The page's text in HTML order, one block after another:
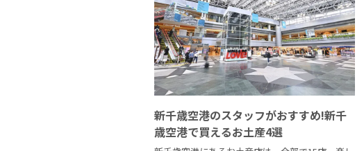
新千歳空港のスタッフがおすすめ!新千
歳空港で買えるお土産4選